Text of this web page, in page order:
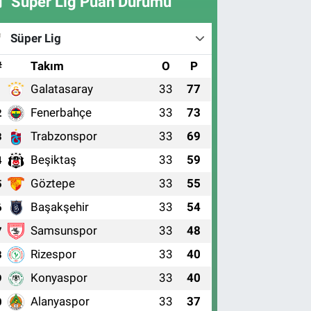
Süper Lig
Takım O P
Galatasaray 33 77
Fenerbahçe 33 73
Trabzonspor 33 69
Beşiktaş 33 59
Göztepe 33 55
Başakşehir 33 54
Samsunspor 33 48
Rizespor 33 40
Konyaspor 33 40
Alanyaspor 33 37